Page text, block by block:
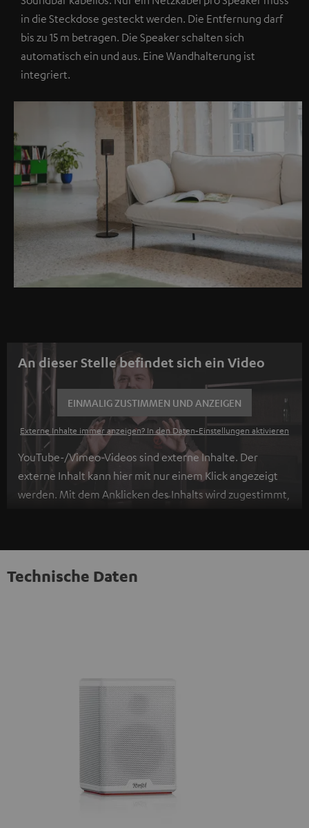
in die Steckdose gesteckt werden. Die Entfernung darf
bis zu 15 m betragen. Die Speaker schalten sich
automatisch ein und aus. Eine Wandhalterung ist
integriert.
An dieser Stelle befindet sich ein Video
EINMALIG ZUSTIMMEN UND ANZEIGEN
Externe Inhalte immer anzeigen? In den Daten‑Einstellungen aktivieren
YouTube-/Vimeo-Videos sind externe Inhalte. Der
externe Inhalt kann hier mit nur einem Klick angezeigt
werden. Mit dem Anklicken des Inhalts wird zugestimmt,
übermittelt werden.Weitere Informationen sind in der
Datenschutzerklärung unter I zu finden
Technische Daten